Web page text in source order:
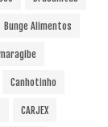
Bunge Alimentos
Canhotinho
CARJEX